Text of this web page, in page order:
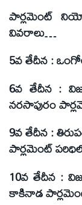
పార్లమెంట్‌
వివరాలు…
5వ తేదీన :
6వ తేదీన :
నరసాపురం
9వ తేదీన :
పార్లమెంట్‌
10వ తేదీన :
కాకినాడ